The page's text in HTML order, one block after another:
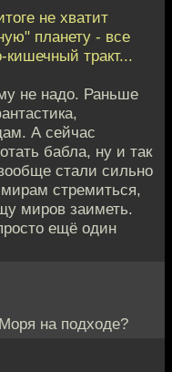
не хватит
планету - все
кишечный тракт...
не надо. Раньше
А сейчас
бабла, ну и так
стали сильно
стремиться,
миров заиметь.
ещё один
на подходе?